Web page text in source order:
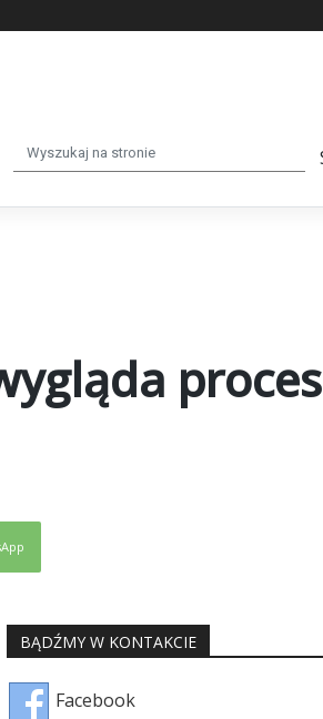
proces
BĄDŹMY W KONTAKCIE
Facebook